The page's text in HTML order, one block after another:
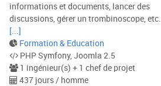
informations et documents, lancer des
discussions, gérer un trombinoscope, etc.
[...]
Formation & Education
PHP Symfony, Joomla 2.5
1 ingénieur(s) + 1 chef de projet
437 jours / homme